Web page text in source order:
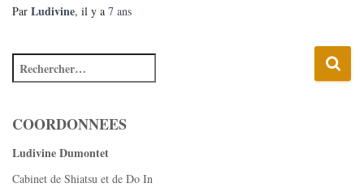
Par Ludivine, il y a 7 ans
COORDONNEES
Ludivine Dumontet
Cabinet de Shiatsu et de Do In